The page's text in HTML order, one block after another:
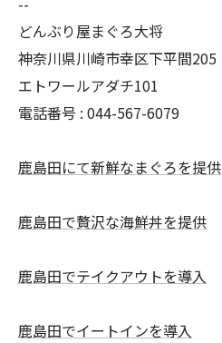
どんぶり屋まぐろ大将
神奈川県川崎市幸区下平間205
エトワールアダチ101
電話番号 : 044-567-6079
鹿島田にて新鮮なまぐろを提供
鹿島田で贅沢な海鮮丼を提供
鹿島田でテイクアウトを導入
鹿島田でイートインを導入